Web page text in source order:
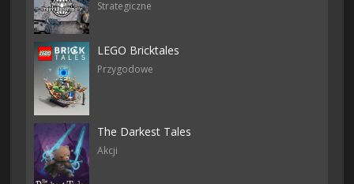
Strategiczne
LEGO Bricktales
Przygodowe
The Darkest Tales
Akcji